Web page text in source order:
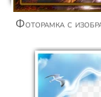
Фоторамка с